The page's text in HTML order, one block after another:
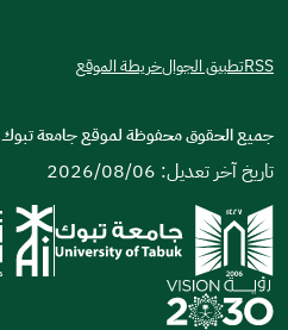
RSSتطبيق الجوالخريطة الموقع
جميع الحقوق محفوظة لموقع جامعة تبوك
تاريخ آخر تعديل: 2026/08/06